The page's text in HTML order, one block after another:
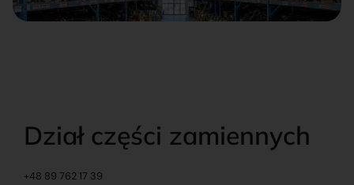
Dział części zamiennych
+48 89 762 17 39